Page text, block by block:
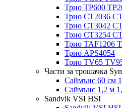
Трио TP600
Трио CT2036
Трио CT3042
Трио CT3254
Трио TAF1206
Трио APS4054
Трио TV65
Части за трошачка
Саймънс 60 см
Саймънс 1,2 м
Sandvik VSI HSI